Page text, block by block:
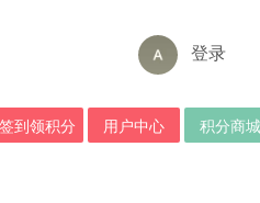
登录
签到领积分 用户中心 积分商城